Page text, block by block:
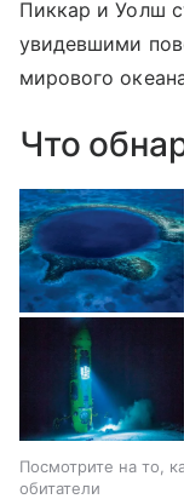
Пиккар и Уолш
увидевшими
мирового
Что
Посмотрите на то,
обитатели